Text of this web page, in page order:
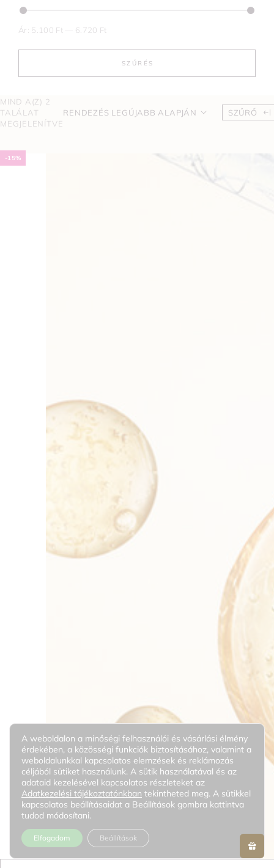
SZŰRÉS
Ár: 5.100 Ft 6.720 Ft
MIND A(Z) 2
TALÁLAT
MEGJELENÍTVE
RENDEZÉS LEGÚJABB ALAPJÁN SZŰRŐ
-15%
A weboldalon a minőségi felhasználói és vásárlási élmény
érdekében, a közösségi funkciók biztosításához, valamint a
weboldalunkkal kapcsolatos elemzések és reklámozás
céljából sütiket használunk. A sütik használatával és az
adataid kezelésével kapcsolatos részleteket az
Adatkezelési tájékoztatónkban tekintheted meg. A sütikkel
kapcsolatos beállításaidat a Beállítások gombra kattintva
tudod módosítani.
Elfogadom Beállítások